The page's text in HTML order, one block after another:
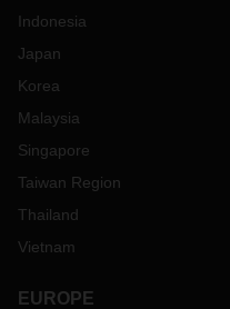
Indonesia
Japan
Korea
Malaysia
Singapore
Taiwan Region
Thailand
Vietnam
EUROPE